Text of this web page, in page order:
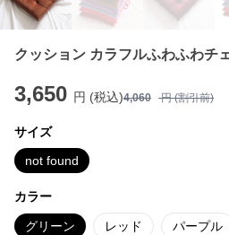
クッション カラフルふわふわチ
3,650 円 (税込)4,060 円 (割引前)
サイズ
not found
カラー
グリーン レッド パープル